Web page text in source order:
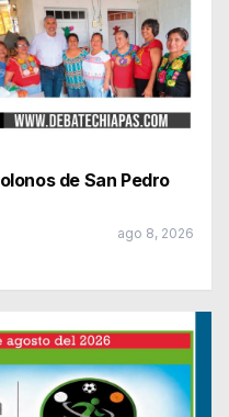
de San Pedro
ago 8, 2026